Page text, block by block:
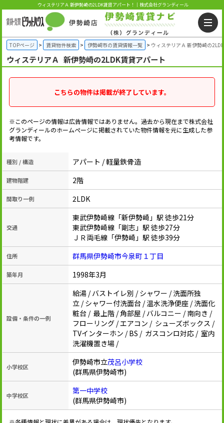
ウィステリアＡ 新伊勢崎の2LDK賃貸アパート！｜株式会社グランディール
TOPページ 賃貸物件検索 伊勢崎市の賃貸情報一覧 ウィステリアＡ 新伊勢崎の
ウィステリアＡ 新伊勢崎の2LDK賃貸アパート
こちらの物件は掲載が終了しています。
※このページの情報は広告情報ではありません。過去から現在まで株式会社
グランディールのホームぺージに掲載されていた物件情報を元に生成した参
考情報です。
種別 / 構造 アパート / 軽量鉄骨造
建物階建 2階
間取り一例 2LDK
交通
東武伊勢崎線「新伊勢崎」駅 徒歩21分
東武伊勢崎線「剛志」駅 徒歩27分
ＪＲ両毛線「伊勢崎」駅 徒歩39分
住所 群馬県伊勢崎市今泉町１丁目
築年月 1998年3月
設備・条件の一例
給湯 / バストイレ別 / シャワー / 洗面所独
立 / シャワー付洗面台 / 温水洗浄便座 / 洗面化
粧台 / 最上階 / 角部屋 / バルコニー / 南向き /
フローリング / エアコン / シューズボックス /
TVインターホン / BS / ガスコンロ対応 / 室内
洗濯機置き場 /
小学校区 伊勢崎市立茂呂小学校
(群馬県伊勢崎市)
中学校区
第一中学校
(群馬県伊勢崎市)